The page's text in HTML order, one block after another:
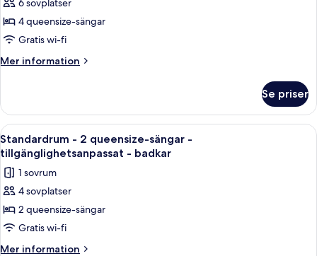
(with
Sofabed)
utsikt
mot
(with
för
Svit
-
flera
sängar
icke-
rökare
(Living
Room;with
Sofabed)
6 sovplatser
4 queensize-sängar
Gratis wi-fi
Mer information
Mer
-
flera
sängar
-
icke-
rökare
(Living
Room;with
Sofabed)
Se priser
Öppna
alla
foton
för
Standardrum
-
2
queensize-
Ett litet, praktiskt kök med
6
Standardrum - 2 queensize-sängar -
tillgänglighetsanpassat - badkar
1 sovrum
4 sovplatser
2 queensize-sängar
Gratis wi-fi
Mer information
Mer